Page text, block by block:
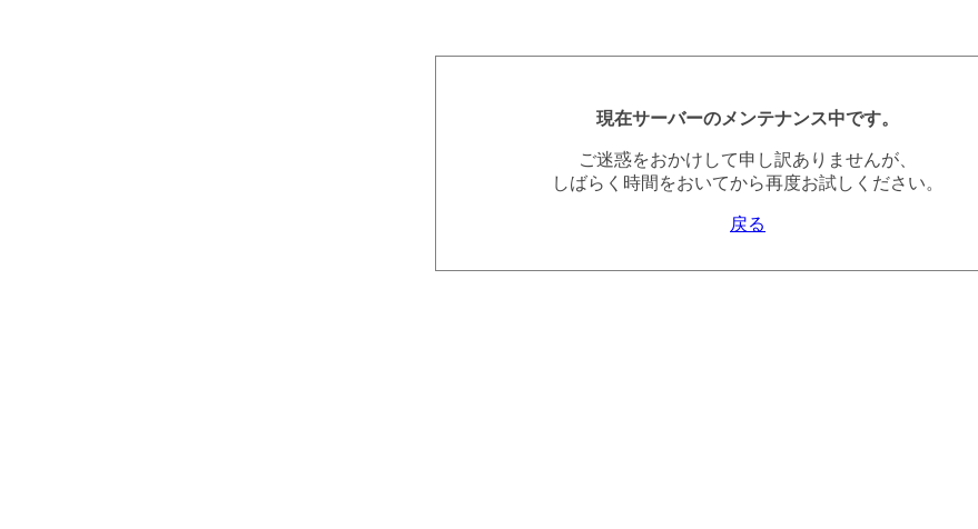
現在サーバーのメンテナンス中です。
ご迷惑をおかけして申し訳ありませんが、
しばらく時間をおいてから再度お試しください。
戻る